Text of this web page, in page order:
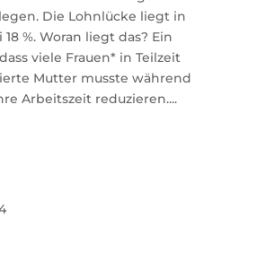
Die Lohnlücke liegt in
%. Woran liegt das? Ein
viele Frauen* in Teilzeit
Mutter musste während
Arbeitszeit reduzieren....